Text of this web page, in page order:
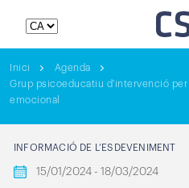
Inici
Agenda
Grup psicoeducatiu d'intervenció per
emocional
INFORMACIÓ DE L’ESDEVENIMENT
15/01/2024 - 18/03/2024